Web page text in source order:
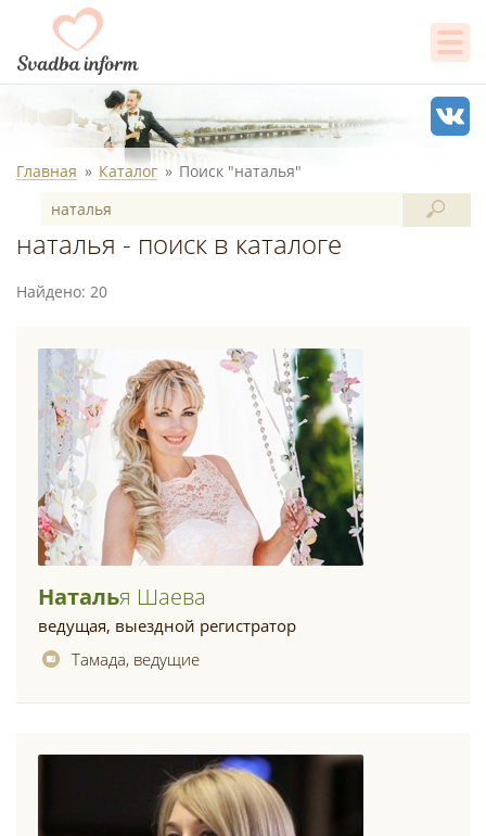
Главная Каталог Поиск "наталья"
наталья - поиск в каталоге
Найдено: 20
НатальЯ Шаева
ведущая, выездной регистратор
Тамада, ведущие